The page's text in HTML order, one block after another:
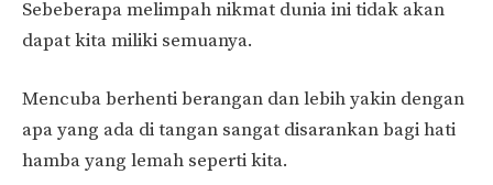
Sebeberapa melimpah nikmat dunia ini tidak akan
dapat kita miliki semuanya.
Mencuba berhenti berangan dan lebih yakin dengan
apa yang ada di tangan sangat disarankan bagi hati
hamba yang lemah seperti kita.